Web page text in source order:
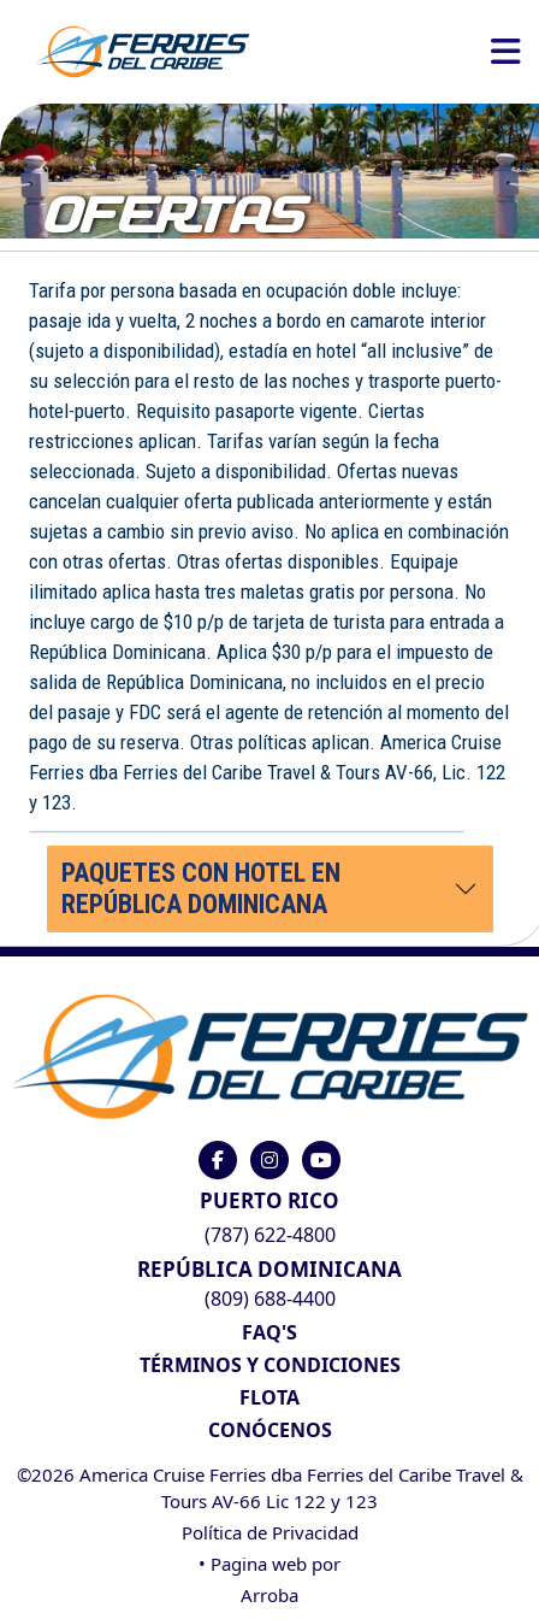
OFERTAS
Tarifa por persona basada en ocupación doble incluye:
pasaje ida y vuelta, 2 noches a bordo en camarote interior
(sujeto a disponibilidad), estadía en hotel “all inclusive” de
su selección para el resto de las noches y trasporte puerto-
hotel-puerto. Requisito pasaporte vigente. Ciertas
restricciones aplican. Tarifas varían según la fecha
seleccionada. Sujeto a disponibilidad. Ofertas nuevas
cancelan cualquier oferta publicada anteriormente y están
sujetas a cambio sin previo aviso. No aplica en combinación
con otras ofertas. Otras ofertas disponibles. Equipaje
ilimitado aplica hasta tres maletas gratis por persona. No
incluye cargo de $10 p/p de tarjeta de turista para entrada a
República Dominicana. Aplica $30 p/p para el impuesto de
salida de República Dominicana, no incluidos en el precio
del pasaje y FDC será el agente de retención al momento del
pago de su reserva. Otras políticas aplican. America Cruise
Ferries dba Ferries del Caribe Travel & Tours AV-66, Lic. 122
y 123.
PAQUETES CON HOTEL EN
REPÚBLICA DOMINICANA
PUERTO RICO
(787) 622-4800
REPÚBLICA DOMINICANA
(809) 688-4400
FAQ'S
TÉRMINOS Y CONDICIONES
FLOTA
CONÓCENOS
©2026 America Cruise Ferries dba Ferries del Caribe Travel &
Tours AV-66 Lic 122 y 123
Política de Privacidad
• Pagina web por
Arroba